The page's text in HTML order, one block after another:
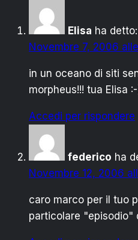
Elisa ha detto:
Novembre 7, 2006
in un oceano di siti
morpheus!!! tua Elisa
Accedi per rispondere
federico ha
Novembre 12, 2006
caro marco per il tuo
particolare "episodio"